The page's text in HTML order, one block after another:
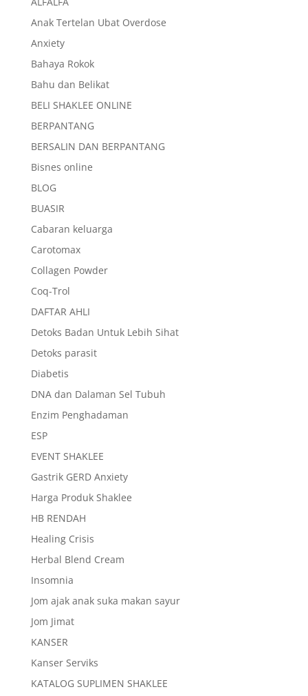
Anak Tertelan Ubat Overdose
Anxiety
Bahaya Rokok
Bahu dan Belikat
BELI SHAKLEE ONLINE
BERPANTANG
BERSALIN DAN BERPANTANG
Bisnes online
BLOG
BUASIR
Cabaran keluarga
Carotomax
Collagen Powder
Coq-Trol
DAFTAR AHLI
Detoks Badan Untuk Lebih Sihat
Detoks parasit
Diabetis
DNA dan Dalaman Sel Tubuh
Enzim Penghadaman
ESP
EVENT SHAKLEE
Gastrik GERD Anxiety
Harga Produk Shaklee
HB RENDAH
Healing Crisis
Herbal Blend Cream
Insomnia
Jom ajak anak suka makan sayur
Jom Jimat
KANSER
Kanser Serviks
KATALOG SUPLIMEN SHAKLEE